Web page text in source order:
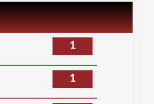
1
1